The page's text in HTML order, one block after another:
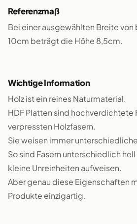
Referenzmaß
Bei einer ausgewählten Breite
10cm beträgt die Höhe 8,5cm.
Wichtige Information
Holz ist ein reines Naturmaterial.
HDF Platten sind hochverdichtete
verpressten Holzfasern.
Sie weisen immer
So sind Fasern unterschiedlich
kleine Unreinheiten aufweisen.
Aber genau diese Eigenschaften
Produkte einzigartig.